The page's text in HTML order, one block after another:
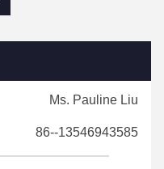
Ms. Pauline Liu
86--13546943585